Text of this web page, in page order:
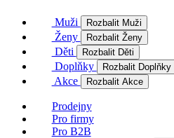
Muži Rozbalit Muži
Ženy Rozbalit Ženy
Děti Rozbalit Děti
Doplňky Rozbalit Doplňky
Akce Rozbalit Akce
Prodejny
Pro firmy
Pro B2B